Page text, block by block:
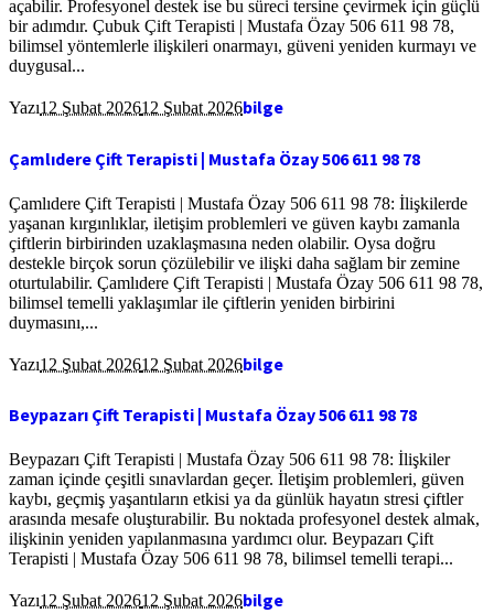
açabilir. Profesyonel destek ise bu süreci tersine çevirmek için güçlü
bir adımdır. Çubuk Çift Terapisti | Mustafa Özay 506 611 98 78,
bilimsel yöntemlerle ilişkileri onarmayı, güveni yeniden kurmayı ve
duygusal...
Yazı12 Şubat 202612 Şubat 2026bilge
Çamlıdere Çift Terapisti | Mustafa Özay 506 611 98 78
Çamlıdere Çift Terapisti | Mustafa Özay 506 611 98 78: İlişkilerde
yaşanan kırgınlıklar, iletişim problemleri ve güven kaybı zamanla
çiftlerin birbirinden uzaklaşmasına neden olabilir. Oysa doğru
destekle birçok sorun çözülebilir ve ilişki daha sağlam bir zemine
oturtulabilir. Çamlıdere Çift Terapisti | Mustafa Özay 506 611 98 78,
bilimsel temelli yaklaşımlar ile çiftlerin yeniden birbirini
duymasını,...
Yazı12 Şubat 202612 Şubat 2026bilge
Beypazarı Çift Terapisti | Mustafa Özay 506 611 98 78
Beypazarı Çift Terapisti | Mustafa Özay 506 611 98 78: İlişkiler
zaman içinde çeşitli sınavlardan geçer. İletişim problemleri, güven
kaybı, geçmiş yaşantıların etkisi ya da günlük hayatın stresi çiftler
arasında mesafe oluşturabilir. Bu noktada profesyonel destek almak,
ilişkinin yeniden yapılanmasına yardımcı olur. Beypazarı Çift
Terapisti | Mustafa Özay 506 611 98 78, bilimsel temelli terapi...
Yazı12 Şubat 202612 Şubat 2026bilge